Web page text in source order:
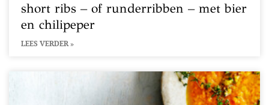
short ribs – of runderribben – met bier
en chilipeper
LEES VERDER »